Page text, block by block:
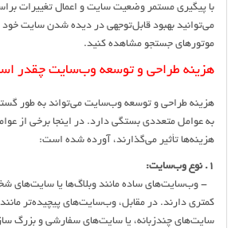
با پیگیری مستمر وضعیت سایت و اعمال تغییرات
می‌توانید بهبود قابل‌توجهی در دیده شدن سایت
موتورهای جستجو مشاهده کنید.
هزینه طراحی و توسعه وب‌سایت چقدر
هزینه طراحی و توسعه وب‌سایت می‌تواند به طور
به عوامل متعددی بستگی دارد. در اینجا برخی از
هزینه‌ها تأثیر می‌گذارند، آورده شده است:
1. نوع وب‌سایت:
- وب‌سایت‌های ساده مانند وبلاگ‌ها یا سایت‌های
کمتری دارند. در مقابل، وب‌سایت‌های پیچیده‌تر مانند
سایت‌های چندزبانه، یا سایت‌های سفارشی و بزرگ